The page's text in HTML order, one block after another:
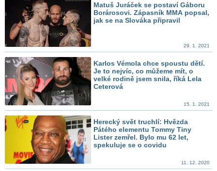
Matuš Juráček se postaví Gáboru
Borárosovi. Zápasník MMA popsal,
jak se na Slováka připravil
29. 1. 2021
Karlos Vémola chce spoustu dětí.
Je to nejvíc, co můžeme mít, o
velké rodině jsem snila, říká Lela
Ceterová
15. 1. 2021
Herecký svět truchlí: Hvězda
Pátého elementu Tommy Tiny
Lister zemřel. Bylo mu 62 let,
spekuluje se o covidu
11. 12. 2020